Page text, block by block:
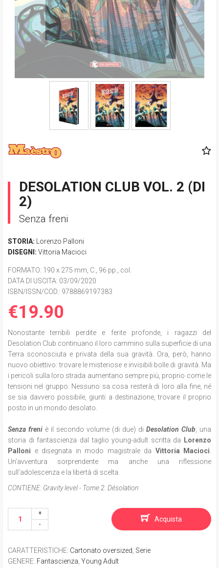
DESOLATION CLUB VOL. 2 (DI
2)
Senza freni
STORIA:
Lorenzo Palloni
DISEGNI: Vittoria Macioci
FORMATO: 190 x 275 mm, C., 96 pp., col.
DATA DI USCITA: 03/09/2020
ISBN/ISSN/COD.: 9788869197383
€19.90
Nonostante terribili perdite e ferite profonde, i ragazzi del
Desolation Club continuano il loro cammino sulla superficie di una
Terra sconosciuta e privata della sua gravità. Ora, però, hanno
nuovo obiettivo: trovare le misteriose e invisibili bolle di gravità. Ma
i pericoli sulla loro strada aumentano sempre più, proprio come le
tensioni nel gruppo. Nessuno sa cosa resterà di loro alla fine, né
se sia davvero possibile, giunti a destinazione, trovare il proprio
posto in un mondo desolato.
Senza freni è il secondo volume (di due) di Desolation Club , una
storia di fantascienza dal taglio young-adult scritta da
Lorenzo
Palloni e disegnata in modo magistrale da Vittoria Macioci
Un’avventura sorprendente ma anche una riflessione
sull’adolescenza e la libertà di scelta.
CONTIENE: Gravity level - Tome 2: Désolation
Acquista
CARATTERISTICHE: Cartonato oversized Serie
GENERE: Fantascienza Young Adult